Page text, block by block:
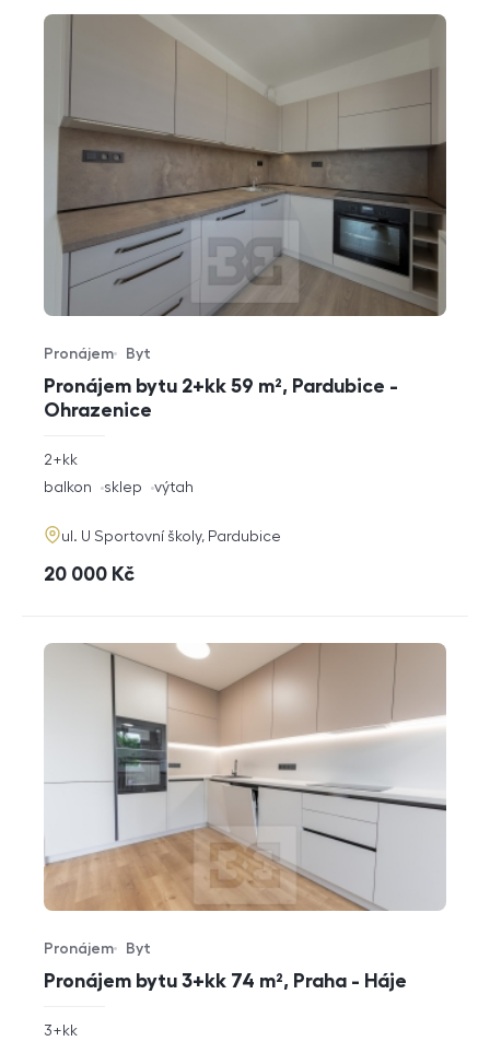
Pronájem bytu 2+kk 59 m², Pardubice -
Ohrazenice
Typ nabídky
Pronájem
Typ nemovitosti
Byt
rozměry
dispozice
2+kk
funkce
balkon sklep výtah
adresa
ul. U Sportovní školy, Pardubice
cena
20 000 Kč
Pronájem bytu 3+kk 74 m², Praha - Háje
Typ nabídky
Pronájem
Typ nemovitosti
Byt
rozměry
3+kk